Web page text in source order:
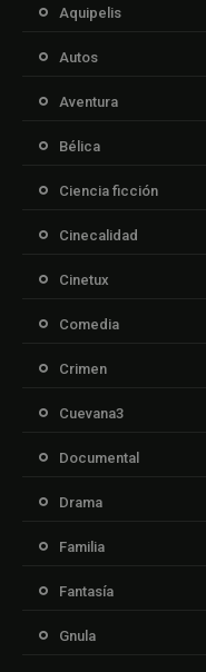
Aquipelis
Autos
Aventura
Bélica
Ciencia ficción
Cinecalidad
Cinetux
Comedia
Crimen
Cuevana3
Documental
Drama
Familia
Fantasía
Gnula